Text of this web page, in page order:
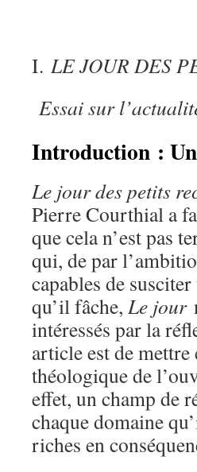
I. LE JOUR DES
Essai sur
Introduction :
Le jour des petits
Pierre Courthial a
que cela n’est pas
qui, de par
capables de
qu’il fâche, Le jour
intéressés par la
article est de
théologique de
effet, un champ de
chaque domaine
riches en